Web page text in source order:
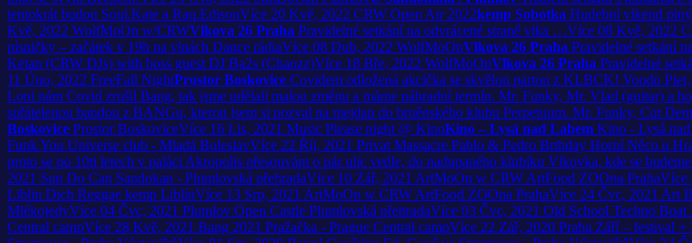
tentokrát budou Soul.Kate a Raq.EdisonVíce 20 Kvě, 2022 CRW Open Air 2022kemp Sobotka Hudební víkend
Kvě, 2022 WolfMoOn w/CRWVlkova 26 Praha Pravidelné setkání na odvrácené straně vlka …Více 08 Kvě, 2022
písničky – začátek v 19h na vlnách Dance rádiaVíce 08 Dub, 2022 WolfMoOnVlkova 26 Praha Pravidelné setkání
Ketan (CRW DJs) with boss guest DJ Ba2s (Chaozz)Více 18 Bře, 2022 WolfMoOnVlkova 26 Praha Pravidelné
11 Úno, 2022 FreeFall NightProstor Boskovice Covidem odložená akcička se skvělou partou z KLBCK! Voodo Piet,
Loni nám Covid zrušil Bang, tak jsme udělali malou změnu a máme náhradní termín. Mr. Funky, Mr. Vlad (guitar) a
spřátelenou bandou z BANGu, kterou jsem si pozval na mejdan do brněnského klubu Perpetuum. Mr. Funky, Cut
Boskovice Prostor BoskoviceVíce 16 Lis, 2021 Music Please night @ KinoKino – Lysá nad Labem Kino - Lysá
Funk You Universe club - Mladá BoleslavVíce 22 Říj, 2021 Privat Massacre Pablo & Pedro Brthday Horní Něco u
proto se po 10ti letech v paláci Akropolis přesouvám o pár ulic vedle, do nadupaného klubíku Vlkovka, kde se
2021 Sun Do Can Sandokan - Plumlovská přehradaVíce 10 Zář, 2021 ArtMoOn w CRW ArtFood ZOOna PrahaVíce
Liblin Dich Reggae kemp LiblínVíce 13 Srp, 2021 ArtMoOn w CRW ArtFood ZOOna PrahaVíce 24 Čvc, 2021 Art
MlékojedyVíce 04 Čvc, 2021 Plumlov Open Castle Plumlovská přehradaVíce 03 Čvc, 2021 Old School Techno Boat
Central campVíce 28 Kvě, 2021 Bang 2021 Pražačka - Prague Central campVíce 22 Zář, 2020 Praha Září – festival +